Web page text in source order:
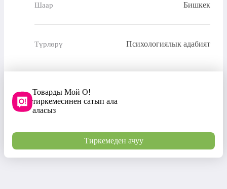
Шаар Бишкек
Түрлөрү Психологиялык адабият
Товарды Мой О!
тиркемесинен сатып ала
аласыз
Тиркемеден ачуу